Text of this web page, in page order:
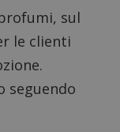
sul
le clienti
seguendo